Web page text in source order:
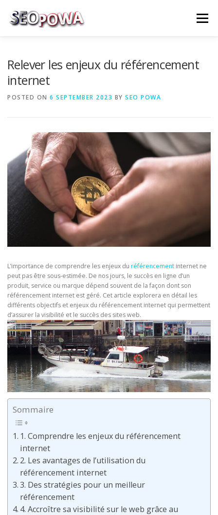
Menu
Relever les enjeux du référencement
internet
POSTED ON 6 SEPTEMBER 2023 BY SEO POWA
L’importance de comprendre les enjeux du référencement internet ne
peut pas être sous-estimée. De nos jours, le succès en ligne d’un
produit, service ou marque dépend souvent de la façon dont son
référencement internet est géré. Cet article explorera en détail les
différents objectifs et enjeux du référencement internet qui permettent
d’assurer la visibilité et le succès des sites web.
Sommaire
1. Comprendre les enjeux du référencement
internet
2. Les avantages de l’utilisation du
référencement internet
3. Des stratégies pour un meilleur
référencement
4. Accroître sa visibilité sur le web grâce au